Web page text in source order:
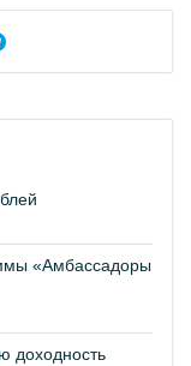
«Амбассадоры
доходность